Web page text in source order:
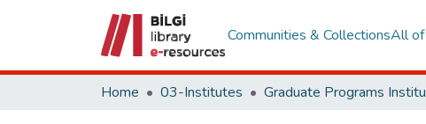
Communities & CollectionsAll of
Home 03-Institutes